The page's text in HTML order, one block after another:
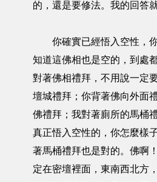
的，還是要修法。我的回答
你確實已經悟入空性，你
知道這佛相也是空的，到處
對著佛相禮拜，不用說一定
壇城禮拜；你背著佛向外面
佛禮拜；我對著廁所的馬桶
真正悟入空性的，你怎麼樣
著馬桶禮拜也是對的。佛啊
定在密壇裡面，東南西北方